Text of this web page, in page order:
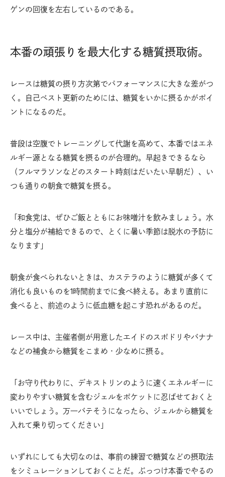
ゲンの回復を左右しているのである。
本番の頑張りを最大化する糖質摂取術。
レースは糖質の摂り方次第でパフォーマンスに大きな差がつ
く。自己ベスト更新のためには、糖質をいかに摂るかがポイ
ントになるのだ。
普段は空腹でトレーニングして代謝を高めて、本番ではエネ
ルギー源となる糖質を摂るのが合理的。早起きできるなら
（フルマラソンなどのスタート時刻はだいたい早朝だ）、い
つも通りの朝食で糖質を摂る。
「和食党は、ぜひご飯とともにお味噌汁を飲みましょう。水
分と塩分が補給できるので、とくに暑い季節は脱水の予防に
なります」
朝食が食べられないときは、カステラのように糖質が多くて
消化も良いものを1時間前までに食べ終える。あまり直前に
食べると、前述のように低血糖を起こす恐れがあるのだ。
レース中は、主催者側が用意したエイドのスポドリやバナナ
などの補食から糖質をこまめ・少なめに摂る。
「お守り代わりに、デキストリンのように速くエネルギーに
変わりやすい糖質を含むジェルをポケットに忍ばせておくと
いいでしょう。万一バテそうになったら、ジェルから糖質を
入れて乗り切ってください」
いずれにしても大切なのは、事前の練習で糖質などの摂取法
をシミュレーションしておくことだ。ぶっつけ本番でやるの